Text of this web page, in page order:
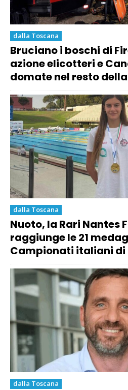
dalla Toscana
Bruciano i boschi di
azione elicotteri e
domate nel resto
dalla Toscana
Nuoto, la Rari Nantes
raggiunge le 21
Campionati italiani
dalla Toscana